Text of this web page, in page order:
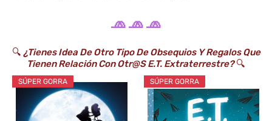
🧢 🧢 🧢
🔍 ¿Tienes Idea De Otro Tipo De Obsequios Y Regalos Que
Tienen Relación Con Otr@s E.T. Extraterrestre?🔍
SÚPER GORRA SÚPER GORRA